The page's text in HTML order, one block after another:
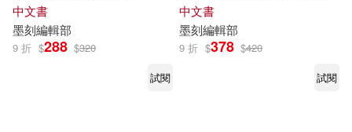
中文書
墨刻編輯部
9 折 $288 $320
試閱
中文書
墨刻編輯部
9 折 $378 $420
試閱